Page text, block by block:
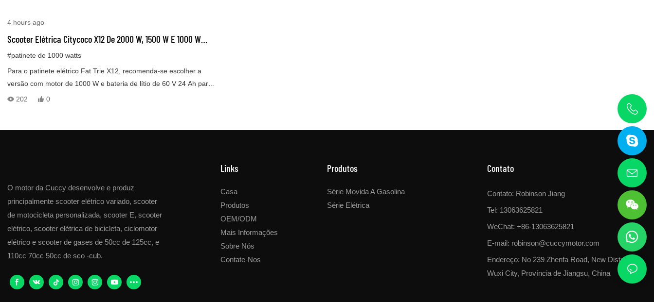
4 hours ago
Scooter Elétrica Citycoco X12 De 2000 W, 1500 W E 1000 W
Com Bateria De Lítio E Pneu Largo.
#patinete de 1000 watts
Para o patinete elétrico Fat Trie X12, recomenda-se escolher a
versão com motor de 1000 W e bateria de lítio de 60 V 24 Ah para
maior autonomia de até 80 km. O patinete elétrico Fat Trie X12 foi
202 0
O motor da Cuccy desenvolve e produz
principalmente scooter elétrico variado, scooter
de motocicleta personalizada, scooter E, scooter
elétrico, scooter elétrica de bicicleta, ciclomotor
elétrico e scooter de gases de 50cc de 125cc, e
110cc 70cc 50cc de sco -cub.
Links
Casa
Produtos
OEM/ODM
Mais Informações
Sobre Nós
Contate-Nos
Produtos
Série Movida A Gasolina
Série Elétrica
Contato
Contato: Robinson Jiang
Tel: 13063625821
WeChat: +86-13063625821
E-mail: robinson@cuccymotor.com
Endereço: No 239 Zhenfa Road, New District,
Wuxi City, Província de Jiangsu, China